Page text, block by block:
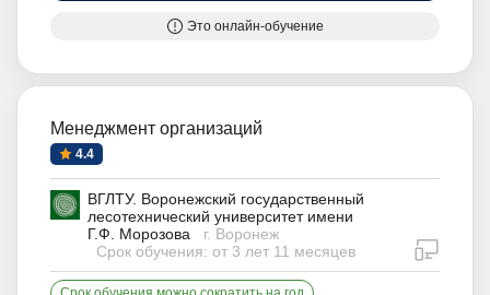
Это онлайн-обучение
Менеджмент организаций
4.4
ВГЛТУ. Воронежский государственный
лесотехнический университет имени
Г.Ф. Морозова
г. Воронеж
Срок обучения: от 3 лет 11 месяцев